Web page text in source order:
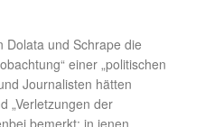
Dolata und Schrape die
einer „politischen
Journalisten hätten
„Verletzungen der